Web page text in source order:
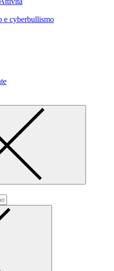
e cyberbullismo